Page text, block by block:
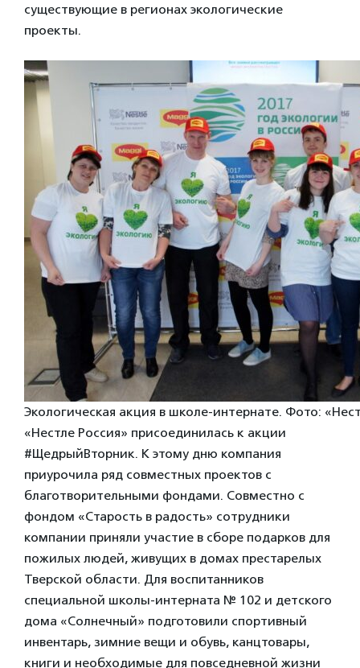
существующие в регионах экологические
проекты.
Экологическая акция в школе-интернате. Фото:
«Нестле Россия» присоединилась к акции
#ЩедрыйВторник. К этому дню компания
приурочила ряд совместных проектов с
благотворительными фондами. Совместно с
фондом «Старость в радость» сотрудники
компании приняли участие в сборе подарков для
пожилых людей, живущих в домах престарелых
Тверской области. Для воспитанников
специальной школы-интерната № 102 и детского
дома «Солнечный» подготовили спортивный
инвентарь, зимние вещи и обувь, канцтовары,
книги и необходимые для повседневной жизни